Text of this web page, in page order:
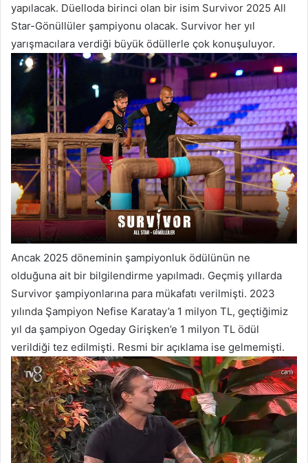
yapılacak. Düelloda birinci olan bir isim Survivor 2025 All
Star-Gönüllüler şampiyonu olacak. Survivor her yıl
yarışmacılara verdiği büyük ödüllerle çok konuşuluyor.
Ancak 2025 döneminin şampiyonluk ödülünün ne
olduğuna ait bir bilgilendirme yapılmadı. Geçmiş yıllarda
Survivor şampiyonlarına para mükafatı verilmişti. 2023
yılında Şampiyon Nefise Karatay’a 1 milyon TL, geçtiğimiz
yıl da şampiyon Ogeday Girişken’e 1 milyon TL ödül
verildiği tez edilmişti. Resmi bir açıklama ise gelmemişti.